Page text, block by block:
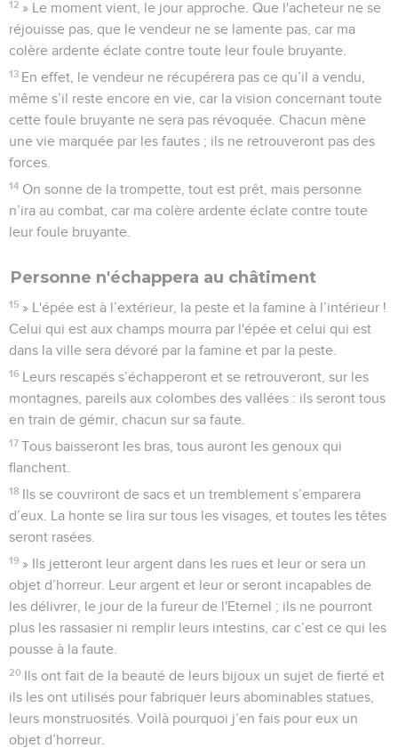
12 » Le moment vient, le jour approche. Que l'acheteur ne se
réjouisse pas, que le vendeur ne se lamente pas, car ma
colère ardente éclate contre toute leur foule bruyante.
13 En effet, le vendeur ne récupérera pas ce qu’il a vendu,
même s’il reste encore en vie, car la vision concernant toute
cette foule bruyante ne sera pas révoquée. Chacun mène
une vie marquée par les fautes ; ils ne retrouveront pas des
forces.
14 On sonne de la trompette, tout est prêt, mais personne
n’ira au combat, car ma colère ardente éclate contre toute
leur foule bruyante.
Personne n'échappera au châtiment
15 » L'épée est à l’extérieur, la peste et la famine à l’intérieur !
Celui qui est aux champs mourra par l'épée et celui qui est
dans la ville sera dévoré par la famine et par la peste.
16 Leurs rescapés s’échapperont et se retrouveront, sur les
montagnes, pareils aux colombes des vallées : ils seront tous
en train de gémir, chacun sur sa faute.
17 Tous baisseront les bras, tous auront les genoux qui
flanchent.
18 Ils se couvriront de sacs et un tremblement s’emparera
d’eux. La honte se lira sur tous les visages, et toutes les têtes
seront rasées.
19 » Ils jetteront leur argent dans les rues et leur or sera un
objet d’horreur. Leur argent et leur or seront incapables de
les délivrer, le jour de la fureur de l'Eternel ; ils ne pourront
plus les rassasier ni remplir leurs intestins, car c’est ce qui les
pousse à la faute.
20 Ils ont fait de la beauté de leurs bijoux un sujet de fierté et
ils les ont utilisés pour fabriquer leurs abominables statues,
leurs monstruosités. Voilà pourquoi j’en fais pour eux un
objet d’horreur.